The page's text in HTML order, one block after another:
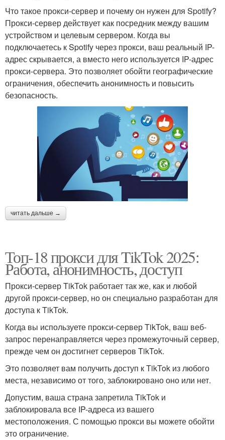
Что такое прокси-сервер и почему он нужен для Spotify?
Прокси-сервер действует как посредник между вашим
устройством и целевым сервером. Когда вы
подключаетесь к Spotify через прокси, ваш реальный IP-
адрес скрывается, а вместо него используется IP-адрес
прокси-сервера. Это позволяет обойти географические
ограничения, обеспечить анонимность и повысить
безопасность.
читать дальше →
Топ-18 прокси для TikTok 2025:
Работа, анонимность, доступ
Прокси-сервер TikTok работает так же, как и любой
другой прокси-сервер, но он специально разработан для
доступа к TikTok.
Когда вы используете прокси-сервер TikTok, ваш веб-
запрос перенаправляется через промежуточный сервер,
прежде чем он достигнет серверов TikTok.
Это позволяет вам получить доступ к TikTok из любого
места, независимо от того, заблокировано оно или нет.
Допустим, ваша страна запретила TikTok и
заблокировала все IP-адреса из вашего
местоположения. С помощью прокси вы можете обойти
это ограничение.